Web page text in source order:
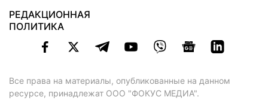
РЕДАКЦИОННАЯ
ПОЛИТИКА
Все права на материалы, опубликованные на данном
ресурсе, принадлежат ООО "ФОКУС МЕДИА".